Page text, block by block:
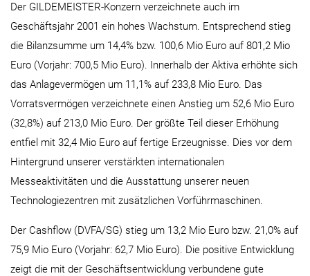
Der GILDEMEISTER-Konzern verzeichnete auch im
Geschäftsjahr 2001 ein hohes Wachstum. Entsprechend stieg
die Bilanzsumme um 14,4% bzw. 100,6 Mio Euro auf 801,2 Mio
Euro (Vorjahr: 700,5 Mio Euro). Innerhalb der Aktiva erhöhte sich
das Anlagevermögen um 11,1% auf 233,8 Mio Euro. Das
Vorratsvermögen verzeichnete einen Anstieg um 52,6 Mio Euro
(32,8%) auf 213,0 Mio Euro. Der größte Teil dieser Erhöhung
entfiel mit 32,4 Mio Euro auf fertige Erzeugnisse. Dies vor dem
Hintergrund unserer verstärkten internationalen
Messeaktivitäten und die Ausstattung unserer neuen
Technologiezentren mit zusätzlichen Vorführmaschinen.
Der Cashflow (DVFA/SG) stieg um 13,2 Mio Euro bzw. 21,0% auf
75,9 Mio Euro (Vorjahr: 62,7 Mio Euro). Die positive Entwicklung
zeigt die mit der Geschäftsentwicklung verbundene gute